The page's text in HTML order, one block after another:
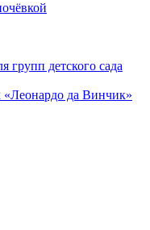
групп детского сада
«Леонардо да Винчик»